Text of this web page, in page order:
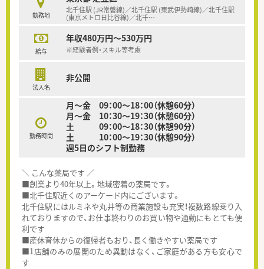
勤務地
北千住駅 (JR常磐線)／北千住駅 (東武伊勢崎線)／北千住駅
(東京メトロ日比谷線)／北千…
給与
年収480万円～530万円
※経験者例・スキル等考慮
法人名
非公開
勤務時間
月～金 09：00～18：00（休憩60分）
月～金 10：30～19：30（休憩60分）
土 09：00～18：30（休憩90分）
土 10：00～19：30（休憩90分）
週5日のシフト制勤務
＼ こんな薬局です ／
■創業より40年以上。地域密着の薬局です。
■北千住駅近くのアーケード内にございます。
北千住駅にはルミネや丸井等の商業施設も充実！複数路線乗り入
れておりますので、お仕事終わりのお買い物や通勤にもとても便
利です
■産休育休からの復帰者もおり、長く働きやすい薬局です
■1店舗のみの展開のため異動はなく、ご家庭がある方も安心で
す